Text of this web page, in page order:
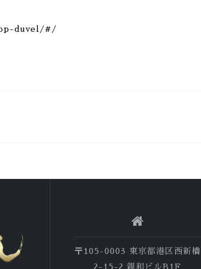
duvel/#/
〒105-0003 東京都港区西新橋
2-15-2 親和ビルB1F